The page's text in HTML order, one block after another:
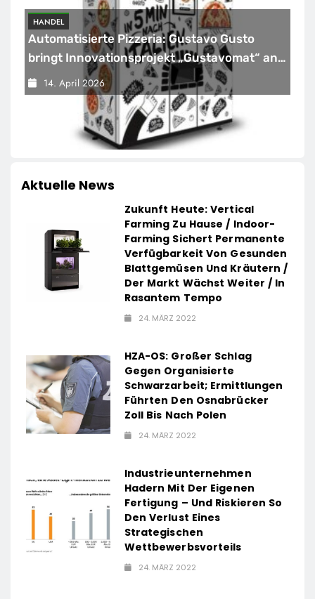
HANDEL
Automatisierte Pizzeria: Gustavo Gusto
bringt Innovationsprojekt „Gustavomat“ an
den Start
14. April 2026
Aktuelle News
Zukunft Heute: Vertical
Farming Zu Hause / Indoor-
Farming Sichert Permanente
Verfügbarkeit Von Gesunden
Blattgemüsen Und Kräutern /
Der Markt Wächst Weiter / In
Rasantem Tempo
24. MÄRZ 2022
HZA-OS: Großer Schlag
Gegen Organisierte
Schwarzarbeit; Ermittlungen
Führten Den Osnabrücker
Zoll Bis Nach Polen
24. MÄRZ 2022
Industrieunternehmen
Hadern Mit Der Eigenen
Fertigung – Und Riskieren So
Den Verlust Eines
Strategischen
Wettbewerbsvorteils
24. MÄRZ 2022